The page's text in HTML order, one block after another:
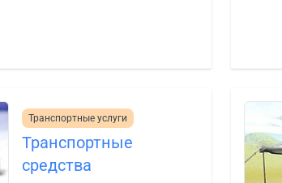
Транспортные услуги
Транспортные
средства